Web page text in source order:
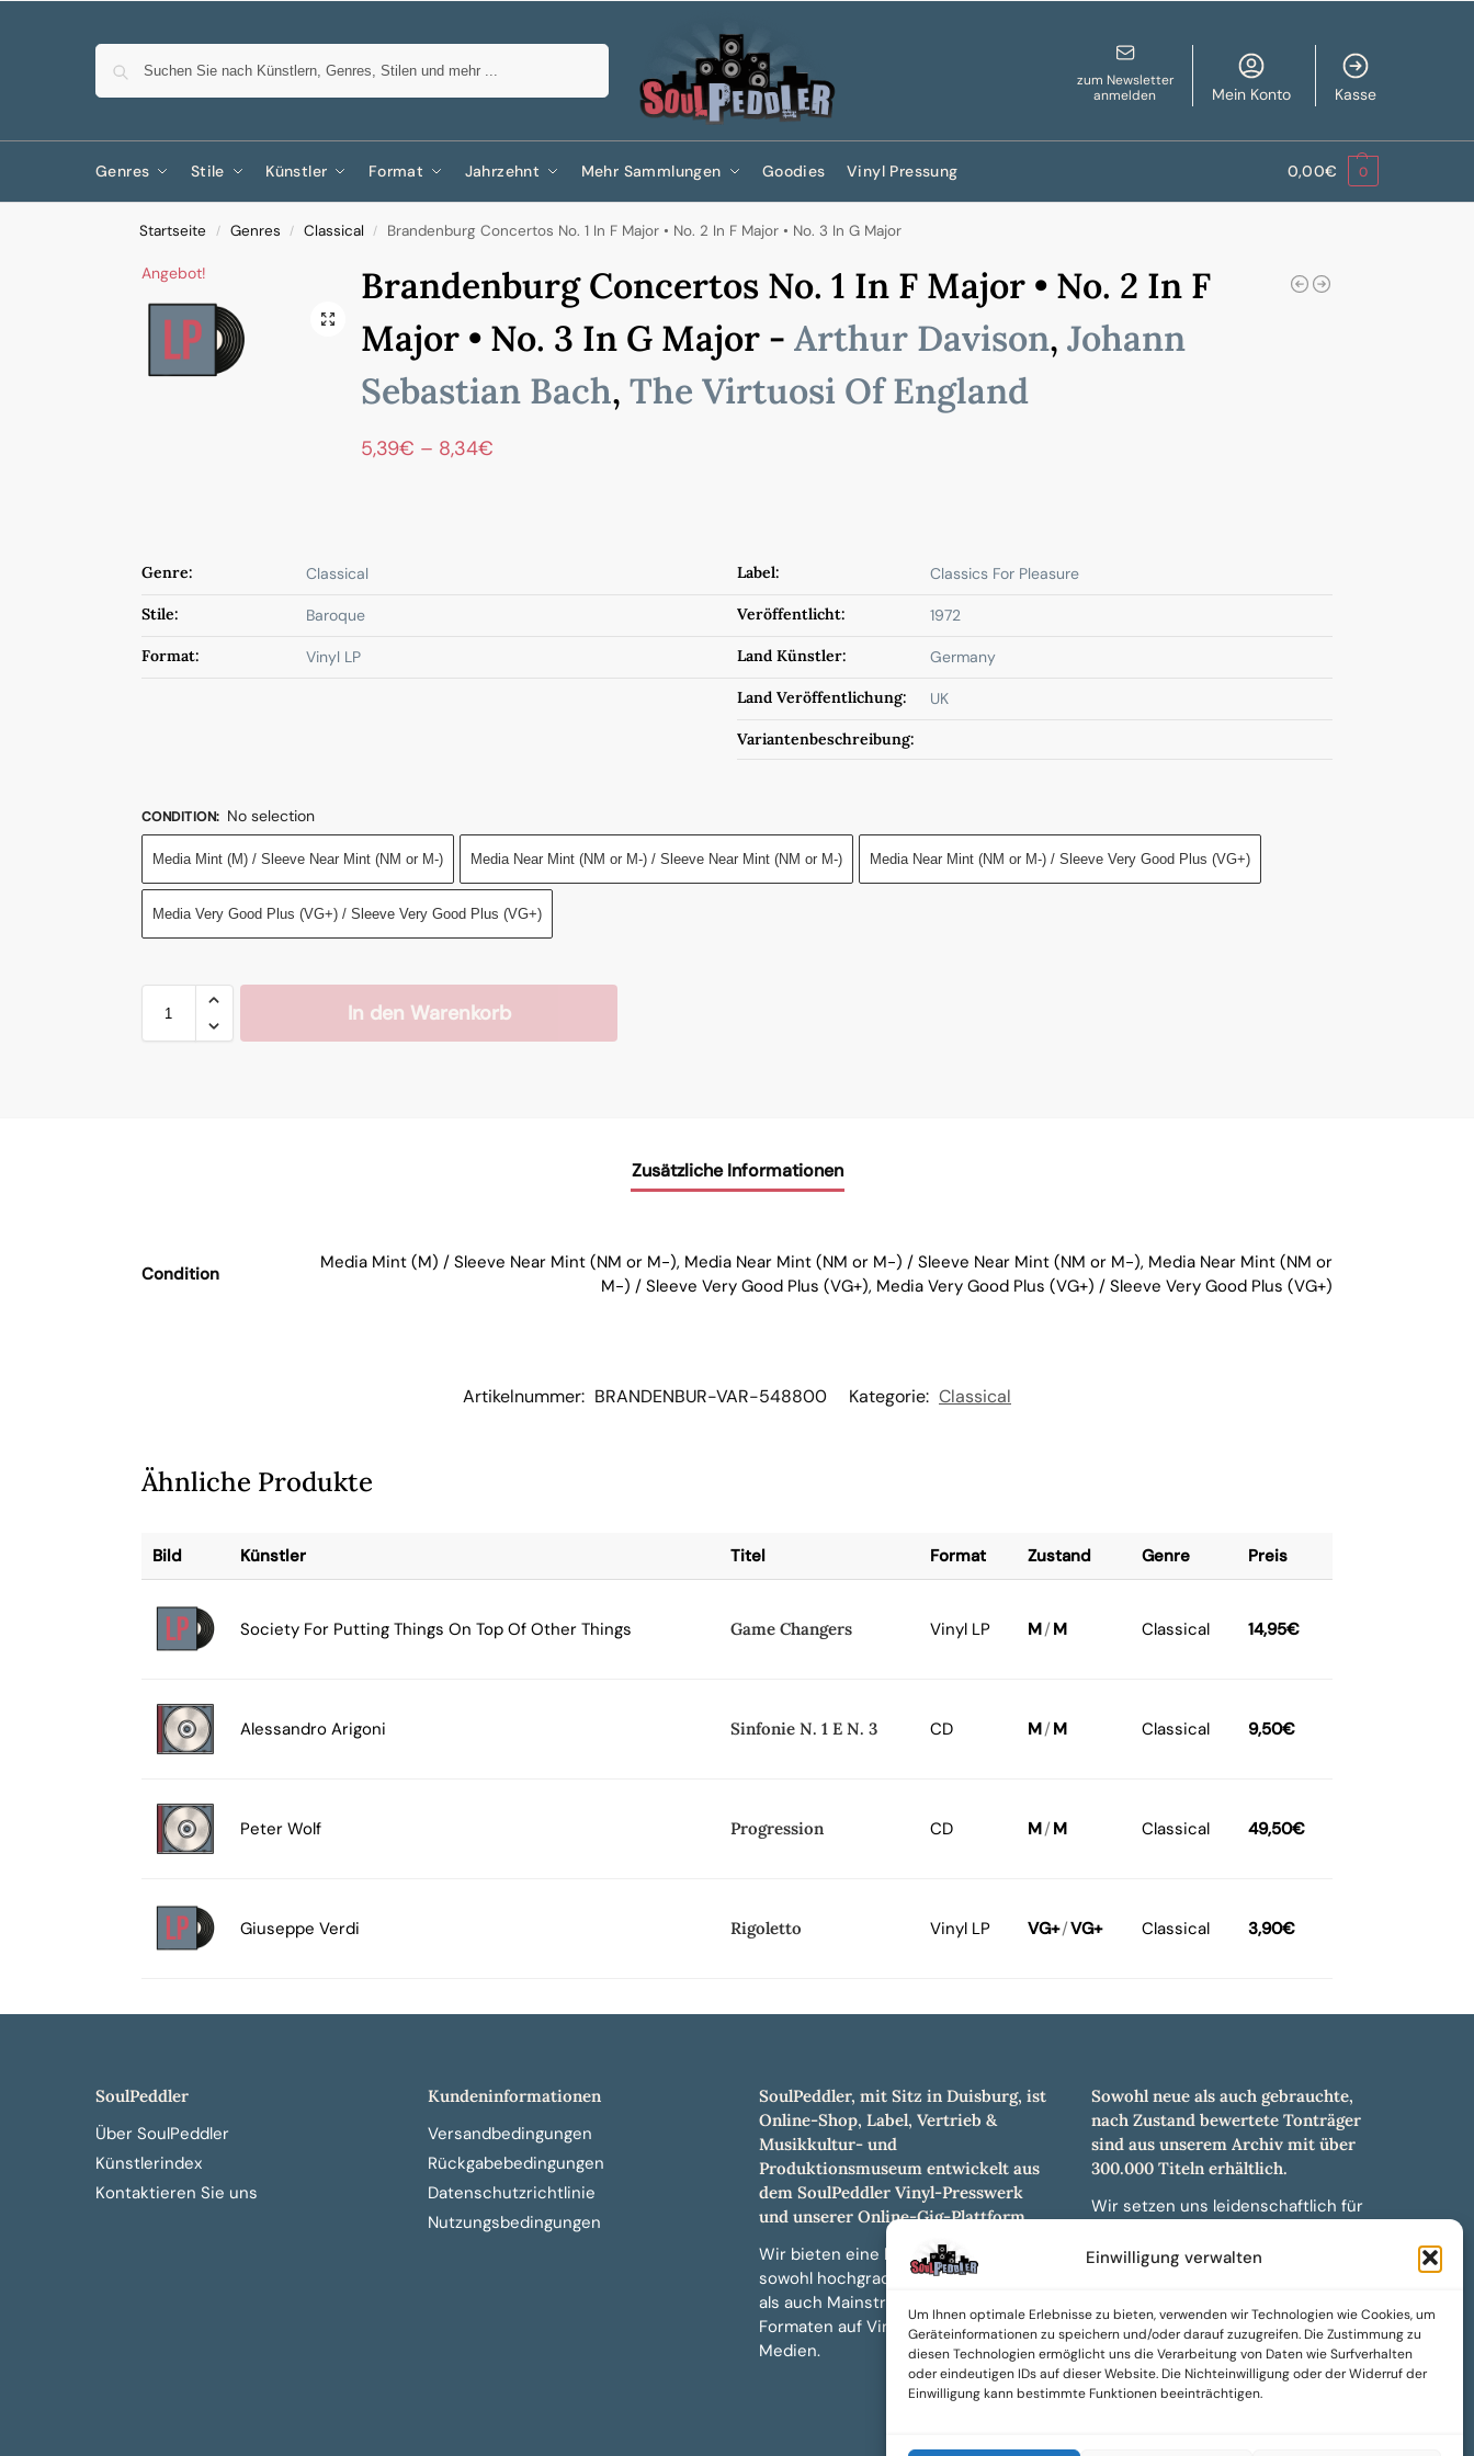
Einwilligung verwalten
Um Ihnen optimale Erlebnisse zu bieten, verwenden wir Technologien wie Cookies, um
Geräteinformationen zu speichern und/oder darauf zuzugreifen. Die Zustimmung zu
diesen Technologien ermöglicht uns die Verarbeitung von Daten wie Surfverhalten
oder eindeutigen IDs auf dieser Website. Die Nichteinwilligung oder der Widerruf der
Einwilligung kann bestimmte Funktionen beeinträchtigen.
zum Newsletter
anmelden
Mein Konto Kasse
Genres Stile Künstler Format Jahrzehnt Mehr Sammlungen Goodies Vinyl Pressung 0,00€ 0
Startseite / Genres / Classical / Brandenburg Concertos No. 1 In F Major • No. 2 In F Major • No. 3 In G Major
Angebot!
Brandenburg Concertos No. 1 In F Major • No. 2 In F
Major • No. 3 In G Major - Arthur Davison, Johann
Sebastian Bach, The Virtuosi Of England
5,39€ – 8,34€
Genre: Classical
Stile: Baroque
Format: Vinyl LP
Label: Classics For Pleasure
Veröffentlicht: 1972
Land Künstler: Germany
Land Veröffentlichung: UK
Variantenbeschreibung:
CONDITION: No selection
Media Mint (M) / Sleeve Near Mint (NM or M-) Media Near Mint (NM or M-) / Sleeve Near Mint (NM or M-) Media Near Mint (NM or M-) / Sleeve Very Good Plus (VG+)
Media Very Good Plus (VG+) / Sleeve Very Good Plus (VG+)
In den Warenkorb
Zusätzliche Informationen
Condition
Media Mint (M) / Sleeve Near Mint (NM or M-), Media Near Mint (NM or M-) / Sleeve Near Mint (NM or M-), Media Near Mint (NM or
M-) / Sleeve Very Good Plus (VG+), Media Very Good Plus (VG+) / Sleeve Very Good Plus (VG+)
Artikelnummer: BRANDENBUR-VAR-548800 Kategorie: Classical
Ähnliche Produkte
Bild Künstler Titel Format Zustand Genre Preis
Society For Putting Things On Top Of Other Things Game Changers Vinyl LP M/ M Classical 14,95€
Alessandro Arigoni Sinfonie N. 1 E N. 3 CD M/ M Classical 9,50€
Peter Wolf Progression CD M/ M Classical 49,50€
Giuseppe Verdi Rigoletto Vinyl LP VG+/VG+ Classical 3,90€
SoulPeddler
Über SoulPeddler
Künstlerindex
Kontaktieren Sie uns
Kundeninformationen
Versandbedingungen
Rückgabebedingungen
Datenschutzrichtlinie
Nutzungsbedingungen
SoulPeddler, mit Sitz in Duisburg, ist
Online-Shop, Label, Vertrieb &
Musikkultur- und
Produktionsmuseum entwickelt aus
dem SoulPeddler Vinyl-Presswerk
und unserer Online-Gig-Plattform.
Wir bieten eine breite Auswahl an
sowohl hochgradig sammelwürdigen
als auch Mainstream-Titeln und -
Formaten auf Vinyl, CD und weiteren
Medien.
Sowohl neue als auch gebrauchte,
nach Zustand bewertete Tonträger
sind aus unserem Archiv mit über
300.000 Titeln erhältlich.
Wir setzen uns leidenschaftlich für
und bieten hochwertige,
Musikindustrie.
SoulPeddler Mailorder, Records &
Vinyl Production – DUBOX –